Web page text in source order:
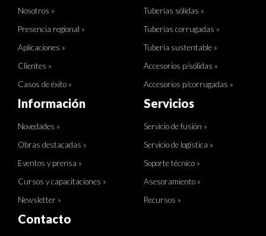
Nosotros »
Presencia regional »
Aplicaciones »
Clientes »
Casos de éxito »
Tuberías sólidas »
Tuberías corrugadas »
Tubería sustentable »
Accesorios p/sólidas »
Accesorios p/corrugadas »
Información
Novedades »
Obras destacadas »
Eventos y prensa »
Cursos y capacitaciones »
Newsletter »
Servicios
Servicio de fusión »
Servicio de logística »
Soporte técnico »
Asesoramiento »
Recursos »
Contacto